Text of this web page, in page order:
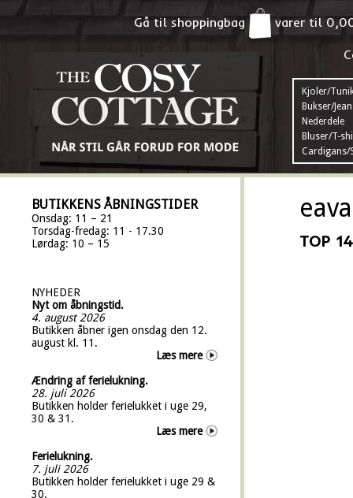
Gå til shoppingbag varer til
Kjoler/
Bukser/
Nederdele
Bluser/T-
Cardigans/
BUTIKKENS ÅBNINGSTIDER
Onsdag: 11 – 21
Torsdag-fredag: 11 - 17.30
Lørdag: 10 – 15
NYHEDER
Nyt om åbningstid.
4. august 2026
Butikken åbner igen onsdag den 12.
august kl. 11.
Læs mere
Ændring af ferielukning.
28. juli 2026
Butikken holder ferielukket i uge 29,
30 & 31.
Læs mere
Ferielukning.
7. juli 2026
Butikken holder ferielukket i uge 29 &
30.
TOP